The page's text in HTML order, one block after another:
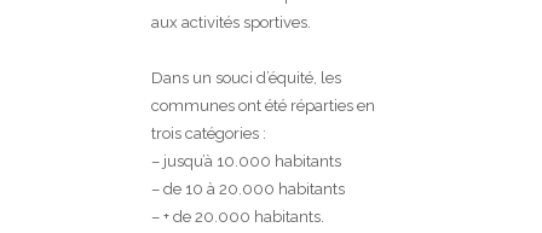
aux activités sportives.
Dans un souci d’équité, les
communes ont été réparties en
trois catégories :
– jusqu’à 10.000 habitants
– de 10 à 20.000 habitants
– + de 20.000 habitants.